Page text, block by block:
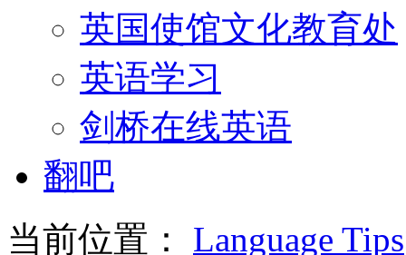
英国使馆文化教育处
英语学习
剑桥在线英语
翻吧
当前位置： Language Tips